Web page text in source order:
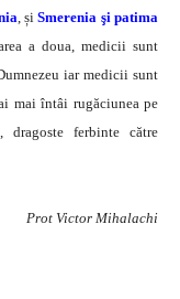
, șiSmerenia şi patima
a doua, medicii sunt
iar medicii sunt
mai întâi rugăciunea pe
dragoste ferbinte către
Prot Victor Mihalachi